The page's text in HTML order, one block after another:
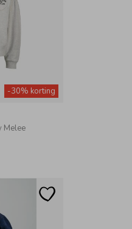
-30% korting
Melee